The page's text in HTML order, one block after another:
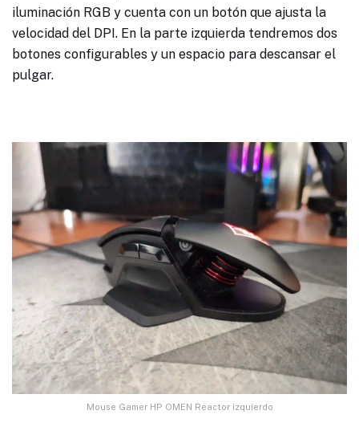
iluminación RGB y cuenta con un botón que ajusta la
velocidad del DPI. En la parte izquierda tendremos dos
botones configurables y un espacio para descansar el
pulgar.
Mouse Gamer HP OMEN Reactor izquierdo